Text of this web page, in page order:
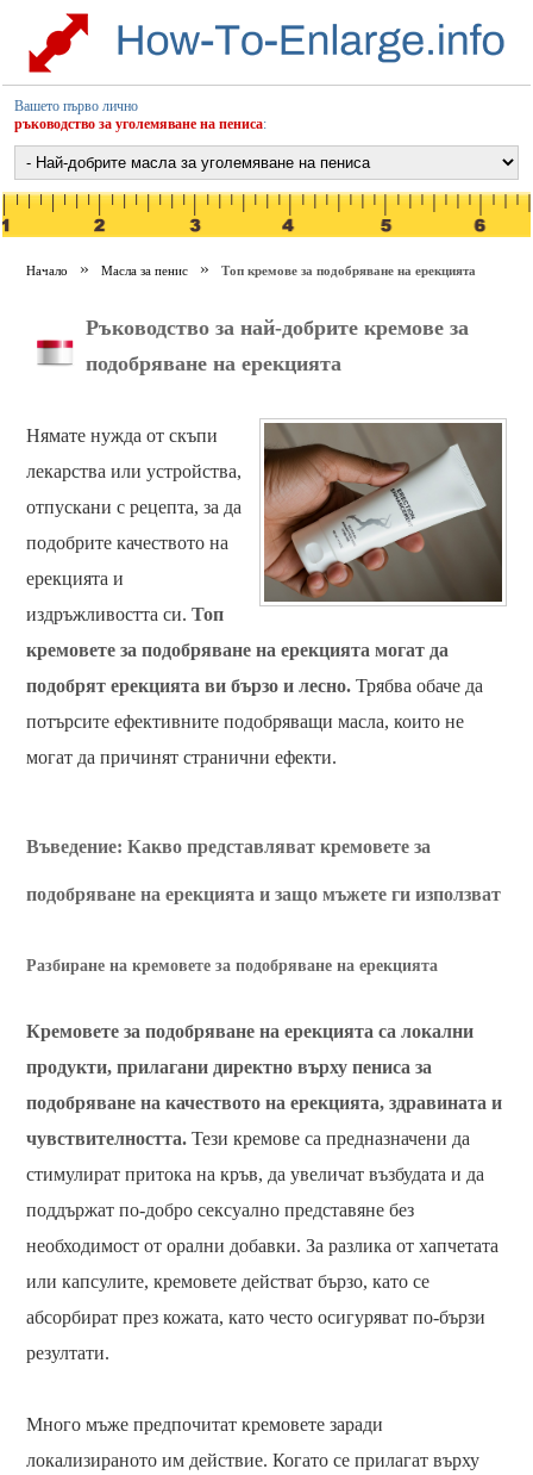
Вашето първо лично
ръководство за уголемяване на пениса:
Начало Масла за пенис Топ кремове за подобряване на ерекцията
Ръководство за най-добрите кремове за
подобряване на ерекцията
Нямате нужда от скъпи
лекарства или устройства,
отпускани с рецепта, за да
подобрите качеството на
ерекцията и
издръжливостта си.Топ
кремовете за подобряване на ерекцията могат да
подобрят ерекцията ви бързо и лесно. Трябва обаче да
потърсите ефективните подобряващи масла, които не
могат да причинят странични ефекти.
Въведение: Какво представляват кремовете за
подобряване на ерекцията и защо мъжете ги използват
Разбиране на кремовете за подобряване на ерекцията
Кремовете за подобряване на ерекцията са локални
продукти, прилагани директно върху пениса за
подобряване на качеството на ерекцията, здравината и
чувствителността. Тези кремове са предназначени да
стимулират притока на кръв, да увеличат възбудата и да
поддържат по-добро сексуално представяне без
необходимост от орални добавки. За разлика от хапчетата
или капсулите, кремовете действат бързо, като се
абсорбират през кожата, като често осигуряват по-бързи
резултати.
Много мъже предпочитат кремовете заради
локализираното им действие. Когато се прилагат върху